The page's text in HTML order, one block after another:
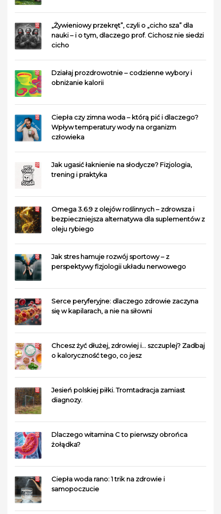
„Żywieniowy przekręt”, czyli o „cicho sza” dla
nauki – i o tym, dlaczego prof. Cichosz nie siedzi
cicho
Działaj prozdrowotnie – codzienne wybory i
obniżanie kalorii
Ciepła czy zimna woda – którą pić i dlaczego?
Wpływ temperatury wody na organizm
człowieka
Jak ugasić łaknienie na słodycze? Fizjologia,
trening i praktyka
Omega 3.6.9 z olejów roślinnych – zdrowsza i
bezpieczniejsza alternatywa dla suplementów z
oleju rybiego
Jak stres hamuje rozwój sportowy – z
perspektywy fizjologii układu nerwowego
Serce peryferyjne: dlaczego zdrowie zaczyna
się w kapilarach, a nie na siłowni
Chcesz żyć dłużej, zdrowiej i… szczuplej? Zadbaj
o kaloryczność tego, co jesz
Jesień polskiej piłki. Tromtadracja zamiast
diagnozy.
Dlaczego witamina C to pierwszy obrońca
żołądka?
Ciepła woda rano: 1 trik na zdrowie i
samopoczucie